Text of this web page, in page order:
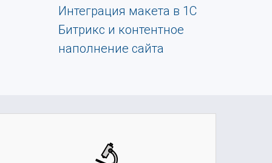
Интеграция макета в 1С
Битрикс и контентное
наполнение сайта